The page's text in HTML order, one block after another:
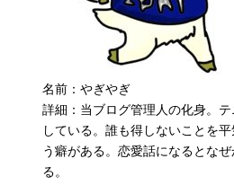
名前：やぎやぎ
詳細：当ブログ管理人の化身。
している。誰も得しないことを平
う癖がある。恋愛話になるとな
る。